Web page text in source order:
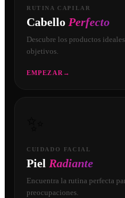
RUTINA CAPILAR
Cabello Perfecto
Descubre los productos
objetivos.
EMPEZAR →
CUIDADO FACIAL
Piel Radiante
Encuentra la rutina perfecta
preocupaciones.